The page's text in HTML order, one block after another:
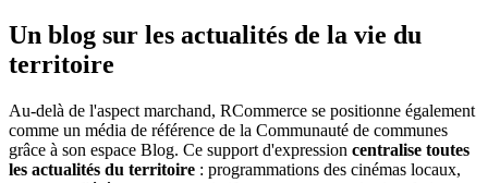
Un blog sur les actualités de la vie du
territoire
Au-delà de l'aspect marchand, RCommerce se positionne également
comme un média de référence de la Communauté de communes
grâce à son espace Blog. Ce support d'expression centralise toutes
les actualités du territoire : programmations des cinémas locaux,